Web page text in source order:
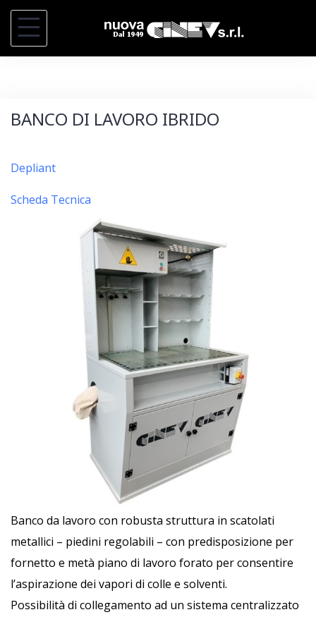
i
BANCO DI LAVORO IBRIDO
Depliant
Scheda Tecnica
Banco da lavoro con robusta struttura in scatolati
metallici – piedini regolabili – con predisposizione per
fornetto e metà piano di lavoro forato per consentire
l’aspirazione dei vapori di colle e solventi.
Possibilità di collegamento ad un sistema centralizzato